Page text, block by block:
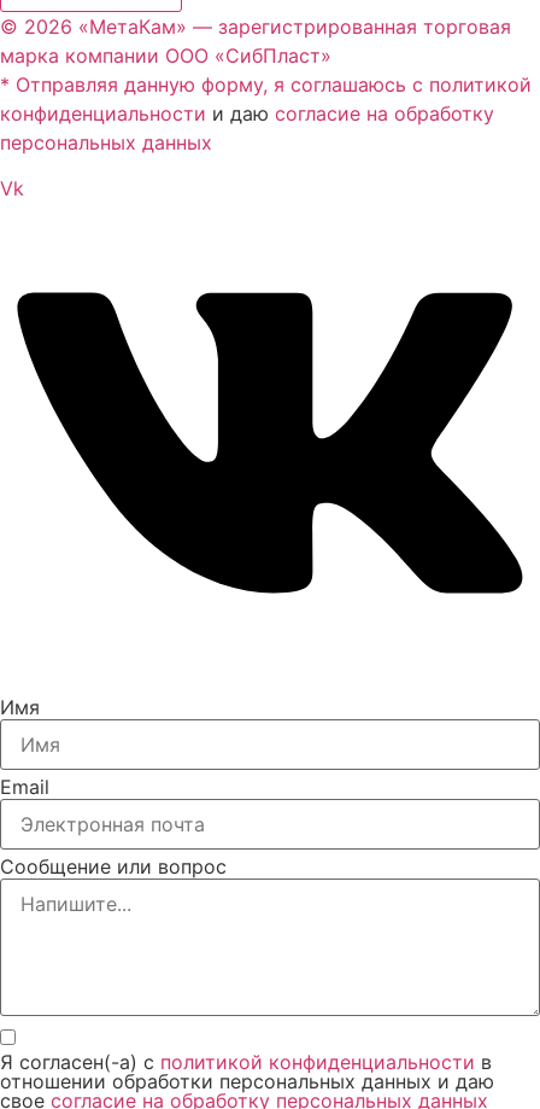
© 2026 «МетаКам» — зарегистрированная торговая
марка компании ООО «СибПласт»
* Отправляя данную форму, я соглашаюсь с политикой
конфиденциальности и даю согласие на обработку
персональных данных
Vk
Имя
Email
Сообщение или вопрос
Я согласен(-а) с политикой конфиденциальности в
отношении обработки персональных данных и даю
свое согласие на обработку персональных данных